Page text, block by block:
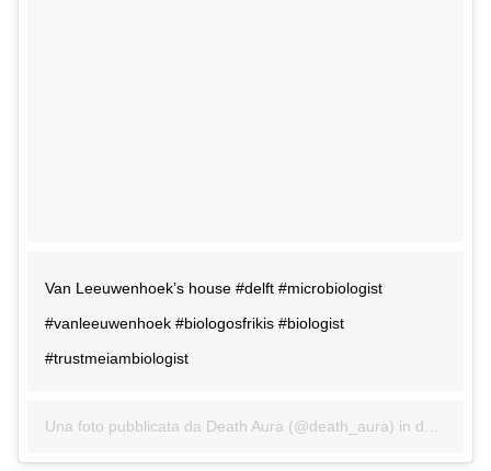
Van Leeuwenhoek’s house #delft #microbiologist
#vanleeuwenhoek #biologosfrikis #biologist
#trustmeiambiologist